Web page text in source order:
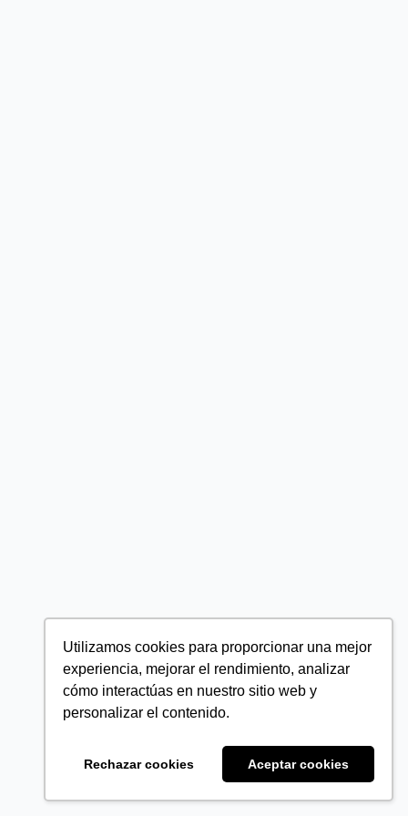
Utilizamos cookies para proporcionar una mejor
experiencia, mejorar el rendimiento, analizar
cómo interactúas en nuestro sitio web y
personalizar el contenido.
Rechazar cookies Aceptar cookies